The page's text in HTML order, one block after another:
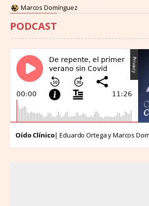
Marcos Domínguez
PODCAST
Oído Clínico| Eduardo Ortega y Marcos